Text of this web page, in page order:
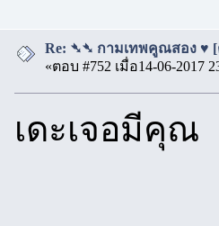
Re: ➴➴ กามเทพคูณสอง ♥ [
«ตอบ #752 เมื่อ14-06-2017
เดะเจอมีคุณ